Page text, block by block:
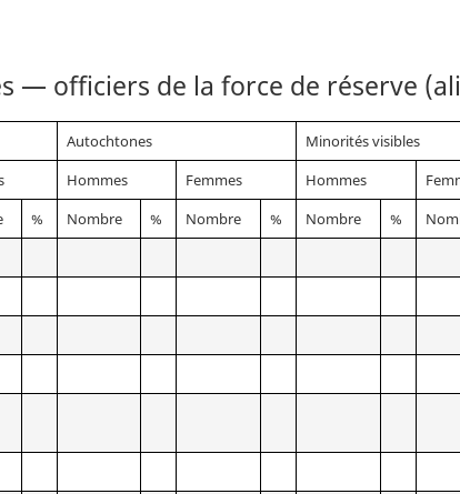
les
les
canadiennes
— officiers de la force de réserve
Autochtones Minorités visibles
Hommes Femmes Hommes
% Nombre % Nombre % Nombre %